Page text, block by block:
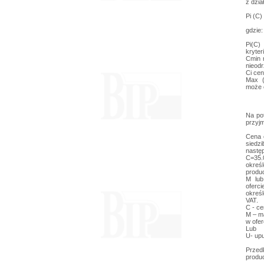
z
Pi (C)
gdzie:
Cmin
Ci
Max
może
Na
Cena
M
VAT.
C -
M –
w
Lub
U-